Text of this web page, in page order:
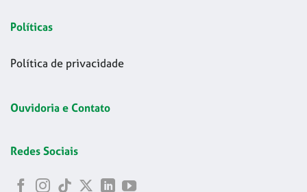
Políticas
Política de privacidade
Ouvidoria e Contato
Redes Sociais